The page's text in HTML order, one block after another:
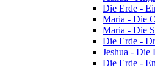
Die Erde -
Maria - Die
Maria - Die
Die Erde -
Jeshua - Die
Die Erde -